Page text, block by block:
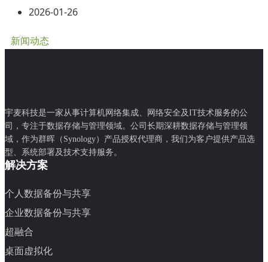
2026-01-26
新闻动态
宇麦科技是一家从事计算机网络集成、网络安全及IT技术服务的公
司，专注于数据存储与管理领域。公司长期深耕数据存储与管理领
域，作为群晖（Synology）产品授权代理商，我们为客户提供产品选
型、系统部署及技术支持服务。
解决方案
个人数据备份与共享
企业数据备份与共享
超融合
桌面虚拟化